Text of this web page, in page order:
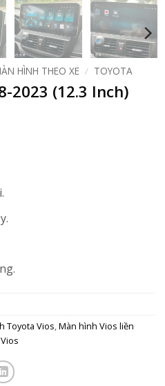
HÌNH THEO XE / TOYOTA
2023 (12.3 Inch)
Toyota Vios,Màn hình Vios liền
Vios